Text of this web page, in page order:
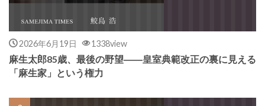
2026年6月19日 1338view
麻生太郎85歳、最後の野望――皇室典範改正の裏に見える
「麻生家」という権力